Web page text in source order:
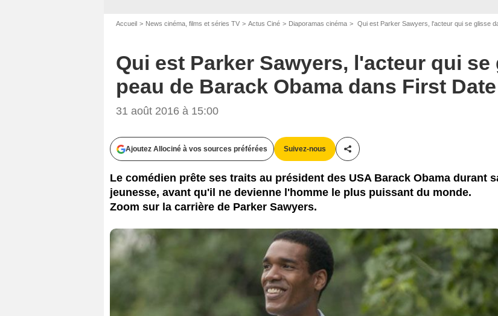
Accueil News cinéma, films et séries TV Actus Ciné Diaporamas cinéma Qui est Parker Sawyers, l'acteur qui se glisse
Qui est Parker Sawyers, l'acteur qui
peau de Barack Obama dans First
31 août 2016 à 15:00
Ajoutez Allociné à vos sources préférées Suivez-nous
Partager cet article
Le comédien prête ses traits au président des USA Barack Obama durant
jeunesse, avant qu'il ne devienne l'homme le plus puissant du monde.
Zoom sur la carrière de Parker Sawyers.
IM Global